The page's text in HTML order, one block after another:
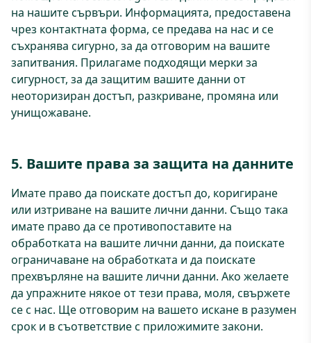
на нашите сървъри. Информацията, предоставена
чрез контактната форма, се предава на нас и се
съхранява сигурно, за да отговорим на вашите
запитвания. Прилагаме подходящи мерки за
сигурност, за да защитим вашите данни от
неоторизиран достъп, разкриване, промяна или
унищожаване.
5. Вашите права за защита на данните
Имате право да поискате достъп до, коригиране
или изтриване на вашите лични данни. Също така
имате право да се противопоставите на
обработката на вашите лични данни, да поискате
ограничаване на обработката и да поискате
прехвърляне на вашите лични данни. Ако желаете
да упражните някое от тези права, моля, свържете
се с нас. Ще отговорим на вашето искане в разумен
срок и в съответствие с приложимите закони.